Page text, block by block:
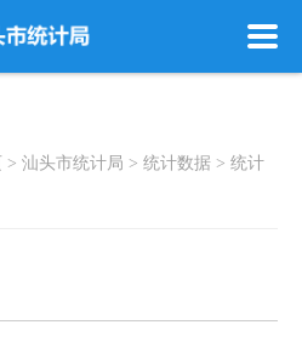
> 汕头市统计局 > 统计数据 > 统计